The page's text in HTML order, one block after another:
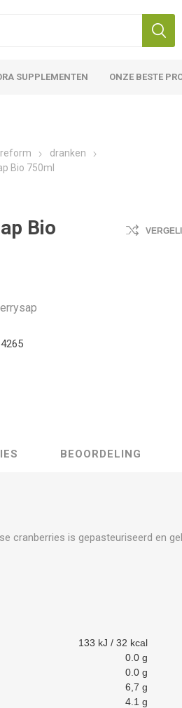
SUPPLEMENTEN ONZE BESTE
reform
dranken
Bio 750ml
Bio
BEOORDELING
cranberries is gepasteuriseerd en
133 kJ / 32 kcal
0.0 g
0.0 g
6,7 g
4.1 g